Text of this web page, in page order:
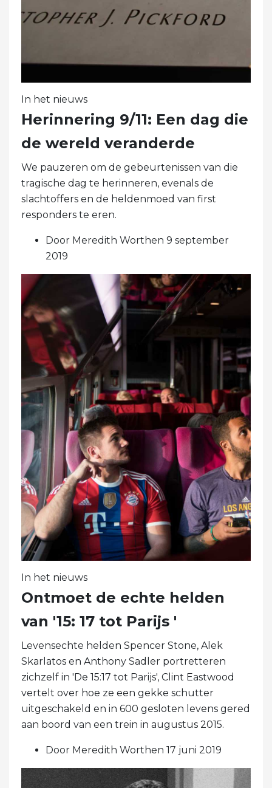
In het nieuws
Herinnering 9/11: Een dag die
de wereld veranderde
We pauzeren om de gebeurtenissen van die
tragische dag te herinneren, evenals de
slachtoffers en de heldenmoed van first
responders te eren.
Door Meredith Worthen 9 september
2019
In het nieuws
Ontmoet de echte helden
van '15: 17 tot Parijs '
Levensechte helden Spencer Stone, Alek
Skarlatos en Anthony Sadler portretteren
zichzelf in 'De 15:17 tot Parijs', Clint Eastwood
vertelt over hoe ze een gekke schutter
uitgeschakeld en in 600 gesloten levens gered
aan boord van een trein in augustus 2015.
Door Meredith Worthen 17 juni 2019